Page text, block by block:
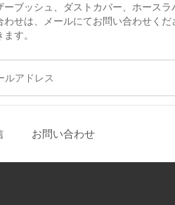
ーブッシュ、ダストカバー、ホース
わせは、メールにてお問い合わせく
す。
お問い合わせ